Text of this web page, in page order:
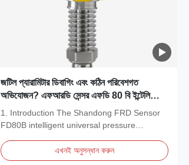
জটিল প্যারামিটার ডিবাগিং এবং কঠিন পরিবেশগত
অভিযোজন? এফআরডি সেন্সর এফডি 80 বি ইন্টেলিজেন্ট
ইউনিভার্সাল চাপ ট্রান্সমিটার আপনাকে শিল্পের বোতল ঘা
অতিক্রম করতে সহায়তা করে
1. Introduction The Shandong FRD Sensor
FD80B intelligent universal pressure
এখনই অনুসন্ধান করুন